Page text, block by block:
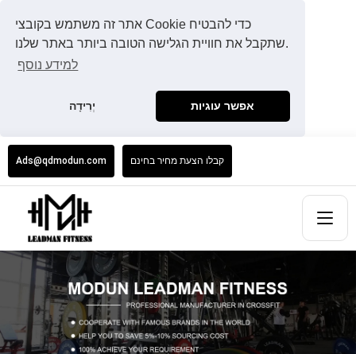
אתר זה משתמש בקובצי Cookie כדי להבטיח
שתקבל את חוויית הגלישה הטובה ביותר באתר שלנו.
למידע נוסף
יְרִידָה אפשר עוגיות
Ads@qdmodun.com קבלו הצעת מחיר בחינם